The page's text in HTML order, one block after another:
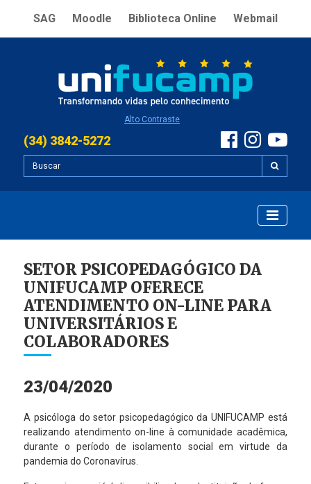
SAG Moodle Biblioteca Online Webmail
Alto Contraste
(34) 3842-5272
SETOR PSICOPEDAGÓGICO DA
UNIFUCAMP OFERECE
ATENDIMENTO ON-LINE PARA
UNIVERSITÁRIOS E
COLABORADORES
23/04/2020
A psicóloga do setor psicopedagógico da UNIFUCAMP está
realizando atendimento on-line à comunidade acadêmica,
durante o período de isolamento social em virtude da
pandemia do Coronavírus.